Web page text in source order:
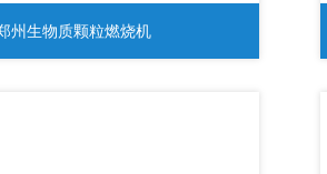
州生物质颗粒燃烧机